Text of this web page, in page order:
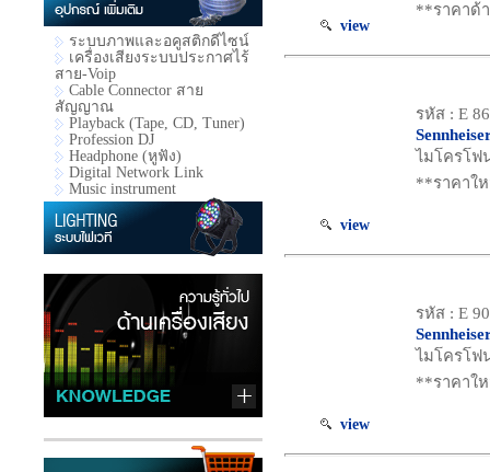
ระบบภาพและอคูสติกดีไซน์
เครื่องเสียงระบบประกาศไร้
สาย-Voip
Cable Connector สาย
สัญญาณ
Playback (Tape, CD, Tuner)
Profession DJ
Headphone (หูฟัง)
Digital Network Link
Music instrument
view
**ราคาด้
view
รหัส : E
ไมโครโฟ
**ราคาใ
view
รหัส : E
ไมโครโฟ
**ราคาใ